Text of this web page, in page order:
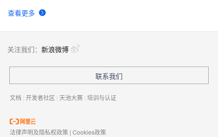
查看更多
关注我们： 新浪微博
联系我们
文档 | 开发者社区 | 天池大赛 | 培训与认证
法律声明及隐私权政策 | Cookies政策